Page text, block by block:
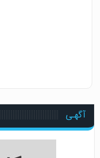
آگهـی